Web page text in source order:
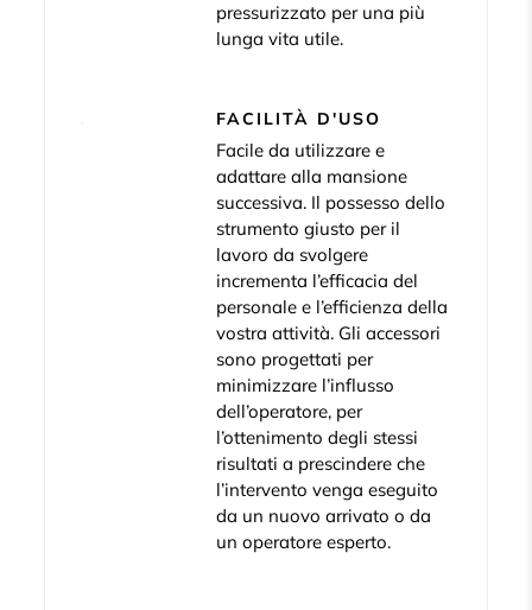
pressurizzato per una più
lunga vita utile.
FACILITÀ D'USO
Facile da utilizzare e
adattare alla mansione
successiva. Il possesso dello
strumento giusto per il
lavoro da svolgere
incrementa l’efficacia del
personale e l’efficienza della
vostra attività. Gli accessori
sono progettati per
minimizzare l’influsso
dell’operatore, per
l’ottenimento degli stessi
risultati a prescindere che
l’intervento venga eseguito
da un nuovo arrivato o da
un operatore esperto.